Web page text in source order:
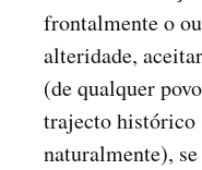
frontalmente o
alteridade,
(de qualquer
trajecto histórico
naturalmente),